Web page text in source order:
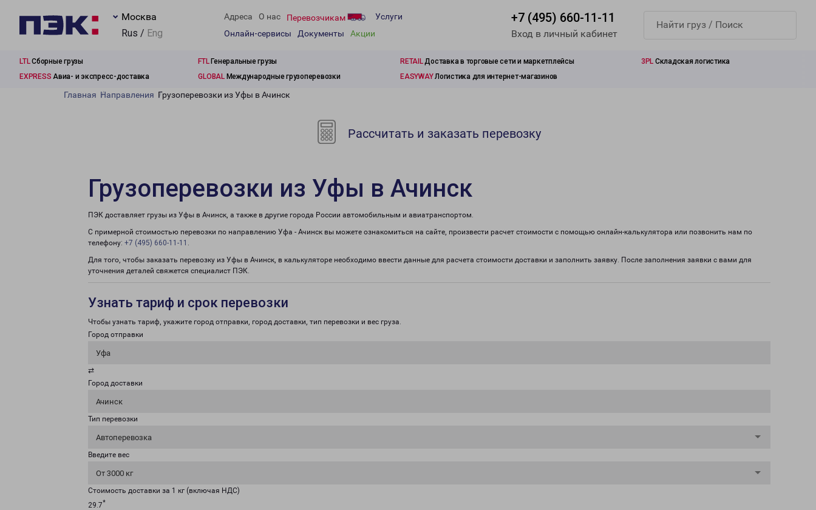
Москва
Rus / Eng
Адреса О нас Перевозчикам
Услуги
Онлайн-сервисы
Документы Акции
+7 (495) 660-11-11
Вход в личный кабинет
LTLСборные грузы FTLГенеральные грузы RETAILДоставка в торговые сети и маркетплейсы 3PL Складская логистика
EXPRESS Авиа- и экспресс-доставка GLOBALМеждународные грузоперевозки EASYWAYЛогистика для интернет-магазинов
Главная Направления Грузоперевозки из Уфы в Ачинск
Рассчитать и заказать перевозку
Грузоперевозки из Уфы в Ачинск
ПЭК доставляет грузы из Уфы в Ачинск, а также в другие города России автомобильным и авиатранспортом.
С примерной стоимостью перевозки по направлению Уфа - Ачинск вы можете ознакомиться на сайте, произвести расчет стоимости с помощью онлайн-калькулятора или позвонить нам по
телефону: +7 (495) 660-11-11 .
Для того, чтобы заказать перевозку из Уфы в Ачинск, в калькуляторе необходимо ввести данные для расчета стоимости доставки и заполнить заявку. После заполнения заявки с вами для
уточнения деталей свяжется специалист ПЭК.
Узнать тариф и срок перевозки
Чтобы узнать тариф, укажите город отправки, город доставки, тип перевозки и вес груза.
Город отправки
Уфа
⇄
Город доставки
Ачинск
Тип перевозки
Автоперевозка
Введите вес
От 3000 кг
Стоимость доставки за 1 кг (включая НДС)
29.7*